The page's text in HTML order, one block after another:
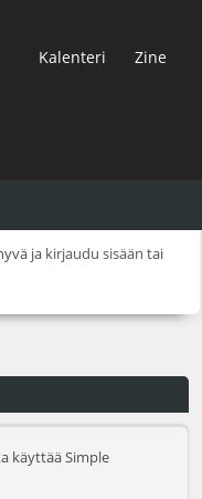
Kalenteri Zine
ja kirjaudu sisään tai
käyttää Simple